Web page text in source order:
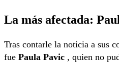
La más afectada:
Tras contarle la noticia a sus
fue Paula Pavic , quien no